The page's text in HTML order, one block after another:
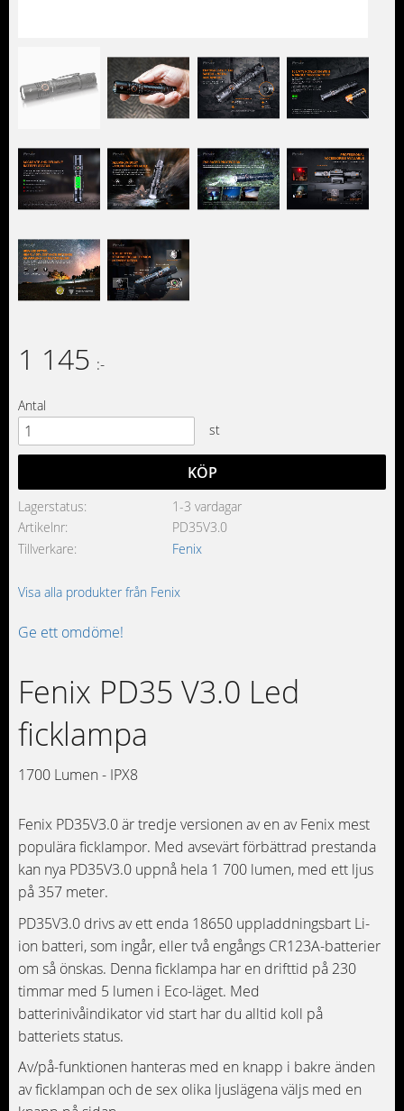
1 145 :-
Antal
st
KÖP
Lagerstatus
1-3 vardagar
Artikelnr
PD35V3.0
Tillverkare
Fenix
Visa alla produkter från Fenix
Ge ett omdöme!
Fenix PD35 V3.0 Led
ficklampa
1700 Lumen - IPX8
Fenix PD35V3.0 är tredje versionen av en av Fenix mest
populära ficklampor. Med avsevärt förbättrad prestanda
kan nya PD35V3.0 uppnå hela 1 700 lumen, med ett ljus
på 357 meter.
PD35V3.0 drivs av ett enda 18650 uppladdningsbart Li-
ion batteri, som ingår, eller två engångs CR123A-batterier
om så önskas. Denna ficklampa har en drifttid på 230
timmar med 5 lumen i Eco-läget. Med
batterinivåindikator vid start har du alltid koll på
batteriets status.
Av/på-funktionen hanteras med en knapp i bakre änden
av ficklampan och de sex olika ljuslägena väljs med en